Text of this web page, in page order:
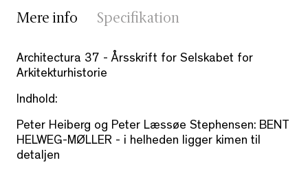
Mere info Specifikation
Architectura 37 - Årsskrift for Selskabet for
Arkitekturhistorie
Indhold:
Peter Heiberg og Peter Læssøe Stephensen: BENT
HELWEG-MØLLER - i helheden ligger kimen til
detaljen